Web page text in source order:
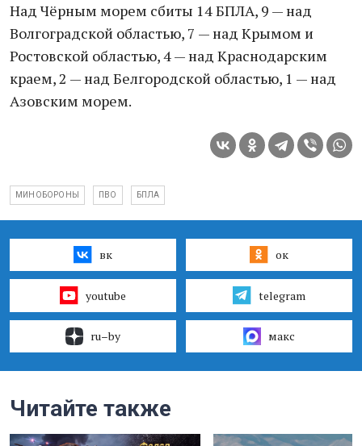
Над Чёрным морем сбиты 14 БПЛА, 9 — над
Волгоградской областью, 7 — над Крымом и
Ростовской областью, 4 — над Краснодарским
краем, 2 — над Белгородской областью, 1 — над
Азовским морем.
МИНОБОРОНЫ ПВО БПЛА
вк ок
youtube telegram
ru–by макс
Читайте также